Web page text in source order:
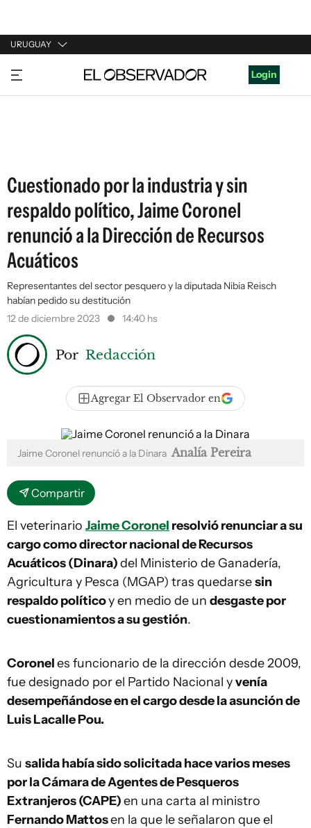
URUGUAY
URUGUAY
ARGENTINA
Login
Cuestionado por la industria y sin
respaldo político, Jaime Coronel
renunció a la Dirección de Recursos
Acuáticos
Representantes del sector pesquero y la diputada Nibia Reisch
habían pedido su destitución
12 de diciembre 2023
14:40 hs
Por Redacción
Agregar El Observador en
Jaime Coronel renunció a la Dinara Analía Pereira
Compartir
El veterinario Jaime Coronel resolvió renunciar a su
cargo como director nacional de Recursos
Acuáticos (Dinara)del Ministerio de Ganadería,
Agricultura y Pesca (MGAP) tras quedarsesin
respaldo políticoy en medio de un desgaste por
cuestionamientos a su gestión.
Coroneles funcionario de la dirección desde 2009,
fue designado por el Partido Nacional yvenía
desempeñándose en el cargo desde la asunción de
Luis Lacalle Pou.
Su salida había sido solicitada hace varios meses
por la Cámara de Agentes de Pesqueros
Extranjeros (CAPE)en una carta al ministro
Fernando Mattosen la que le señalaron que el